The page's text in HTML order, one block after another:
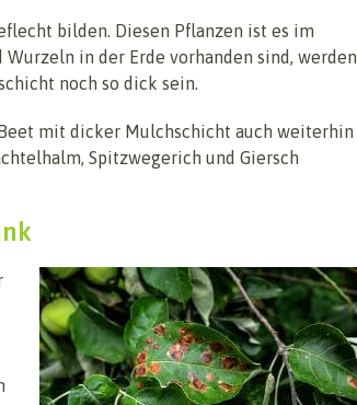
bilden. Diesen Pflanzen ist es im
in der Erde vorhanden sind, werden
noch so dick sein.
mit dicker Mulchschicht auch weiterhin
Spitzwegerich und Giersch